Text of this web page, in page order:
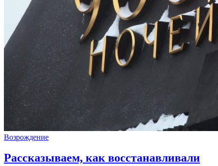
Возрождение
Рассказываем, как восстанавливали